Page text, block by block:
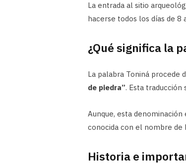
La entrada al sitio
hacerse todos los días de 8
¿Qué significa la
La palabra Toniná procede
de piedra”. Esta traducción
Aunque, esta
conocida con el nombre de
Historia e